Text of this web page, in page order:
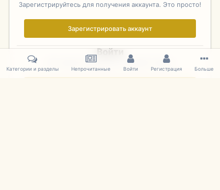
Зарегистрируйтесь для получения аккаунта. Это просто!
Зарегистрировать аккаунт
Войти
Уже зарегистрированы? Войдите здесь.
Категории и разделы Непрочитанные Войти Регистрация Больше